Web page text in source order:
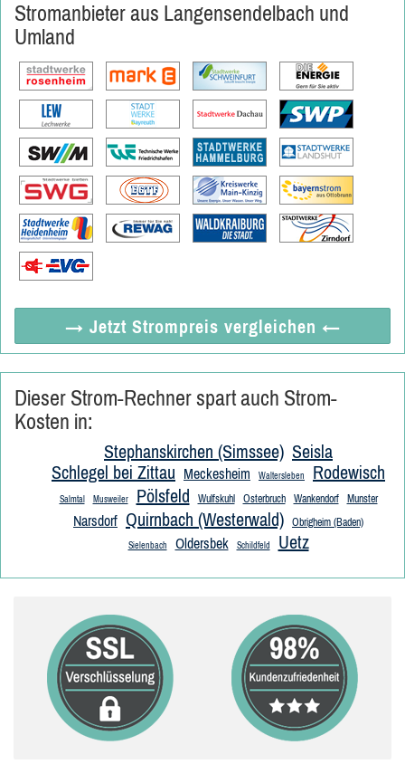
Stromanbieter aus Langensendelbach und
Umland
→ Jetzt Strompreis vergleichen ←
Dieser Strom-Rechner spart auch Strom-
Kosten in:
Stephanskirchen (Simssee) Seisla
Schlegel bei Zittau
Meckesheim Waltersleben Rodewisch
Salmtal Musweiler Pölsfeld Wulfskuhl Osterbruch Wankendorf Munster
Narsdorf Quirnbach (Westerwald) Obrigheim (Baden)
Sielenbach Oldersbek Schildfeld Uetz